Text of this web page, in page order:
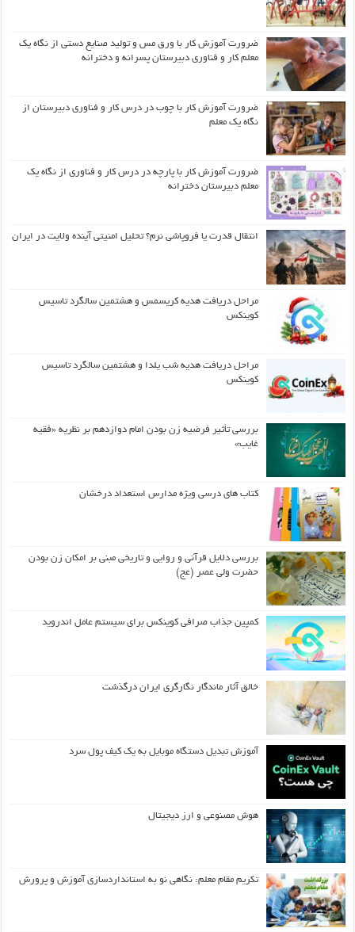
ضرورت آموزش کار با ورق مس و تولید صنایع دستی از نگاه یک
معلم کار و فناوری دبیرستان پسرانه و دخترانه
ضرورت آموزش کار با چوب در درس کار و فناوری دبیرستان از
نگاه یک معلم
ضرورت آموزش کار با پارچه در درس کار و فناوری از نگاه یک
معلم دبیرستان دخترانه
انتقال قدرت یا فروپاشی نرم؟ تحلیل امنیتی آینده ولایت در ایران
مراحل دریافت هدیه کریسمس و هشتمین سالگرد تاسیس
کوینکس
مراحل دریافت هدیه شب یلدا و هشتمین سالگرد تاسیس
کوینکس
بررسی تأثیر فرضیه زن بودن امام دوازدهم بر نظریه «فقیه
غایب»
کتاب های درسی ویژه مدارس استعداد درخشان
بررسی دلایل قرآنی و روایی و تاریخی مبنی بر امکان زن بودن
حضرت ولی عصر (عج)
کمپین جذاب صرافی کوینکس برای سیستم عامل اندروید
خالق آثار ماندگار نگارگری ایران درگذشت
آموزش تبدیل دستگاه موبایل به یک کیف‌ پول سرد
هوش مصنوعی و ارز دیجیتال
تکریم مقام معلم: نگاهی نو به استانداردسازی آموزش و پرورش